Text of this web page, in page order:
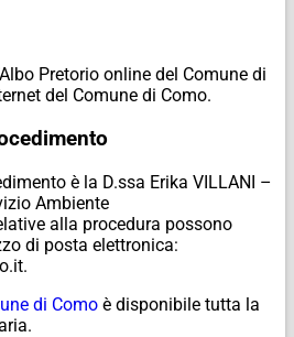
Pretorio online del Comune di
del Comune di Como.
è la D.ssa Erika VILLANI –
Ambiente
alla procedura possono
di posta elettronica:
di Como è disponibile tutta la